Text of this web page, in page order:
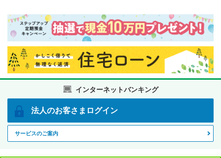
インターネットバンキング
法人のお客さま ログイン
サービスのご案内